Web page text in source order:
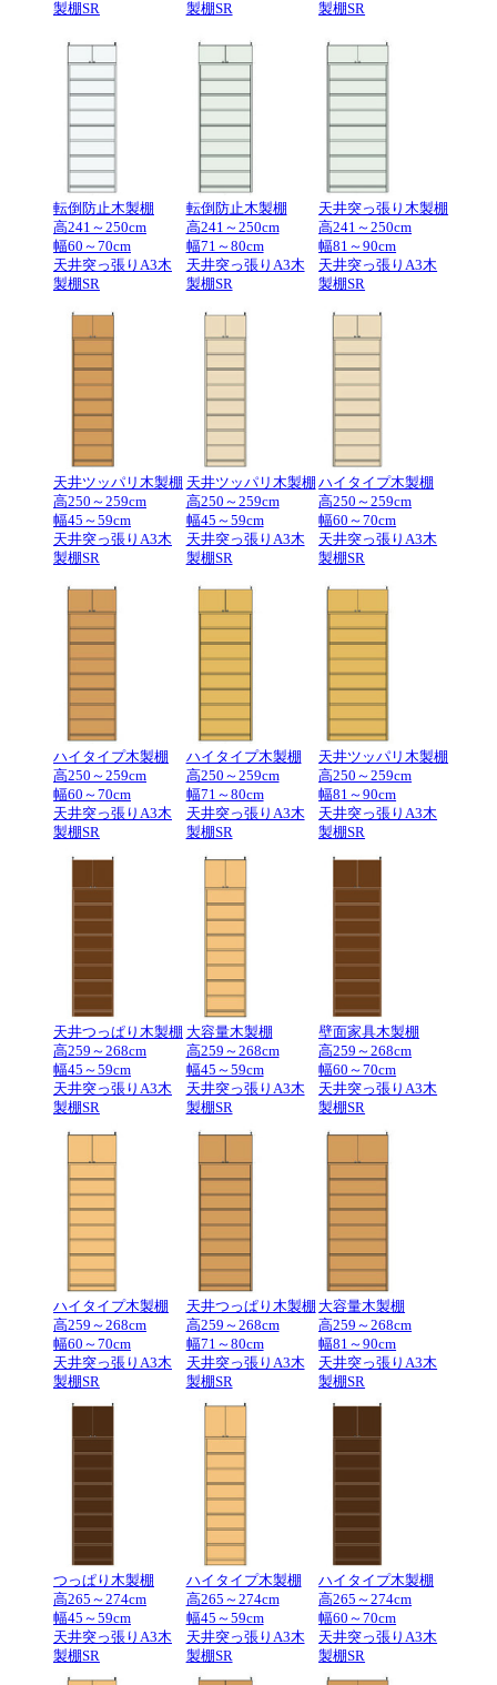
製棚SR
製棚SR
製棚SR
転倒防止木製棚
高241～250cm
幅60～70cm
天井突っ張りA3木
製棚SR
転倒防止木製棚
高241～250cm
幅71～80cm
天井突っ張りA3木
製棚SR
天井突っ張り木製棚
高241～250cm
幅81～90cm
天井突っ張りA3木
製棚SR
天井ツッパリ木製棚
高250～259cm
幅45～59cm
天井突っ張りA3木
製棚SR
天井ツッパリ木製棚
高250～259cm
幅45～59cm
天井突っ張りA3木
製棚SR
ハイタイプ木製棚
高250～259cm
幅60～70cm
天井突っ張りA3木
製棚SR
ハイタイプ木製棚
高250～259cm
幅60～70cm
天井突っ張りA3木
製棚SR
ハイタイプ木製棚
高250～259cm
幅71～80cm
天井突っ張りA3木
製棚SR
天井ツッパリ木製棚
高250～259cm
幅81～90cm
天井突っ張りA3木
製棚SR
天井つっぱり木製棚
高259～268cm
幅45～59cm
天井突っ張りA3木
製棚SR
大容量木製棚
高259～268cm
幅45～59cm
天井突っ張りA3木
製棚SR
壁面家具木製棚
高259～268cm
幅60～70cm
天井突っ張りA3木
製棚SR
ハイタイプ木製棚
高259～268cm
幅60～70cm
天井突っ張りA3木
製棚SR
天井つっぱり木製棚
高259～268cm
幅71～80cm
天井突っ張りA3木
製棚SR
大容量木製棚
高259～268cm
幅81～90cm
天井突っ張りA3木
製棚SR
つっぱり木製棚
高265～274cm
幅45～59cm
天井突っ張りA3木
製棚SR
ハイタイプ木製棚
高265～274cm
幅45～59cm
天井突っ張りA3木
製棚SR
ハイタイプ木製棚
高265～274cm
幅60～70cm
天井突っ張りA3木
製棚SR